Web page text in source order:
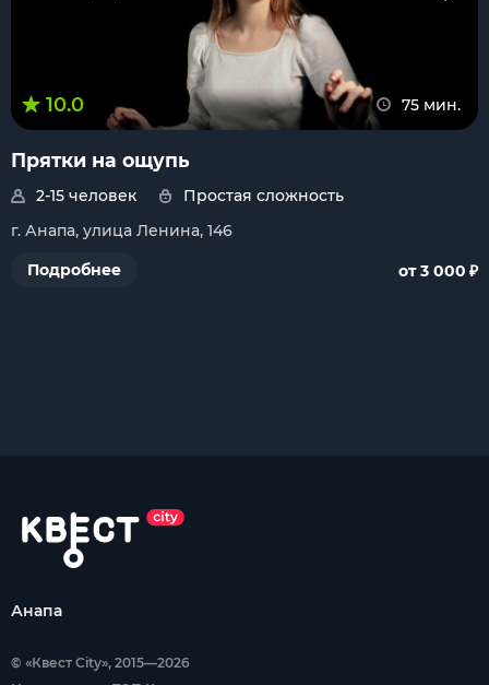
10.0 75 мин.
Прятки на ощупь
2-15 человек
Простая сложность
г. Анапа, улица Ленина, 146
Подробнее
от 3 000 ₽
Анапа
© «Квест City», 2015—2026